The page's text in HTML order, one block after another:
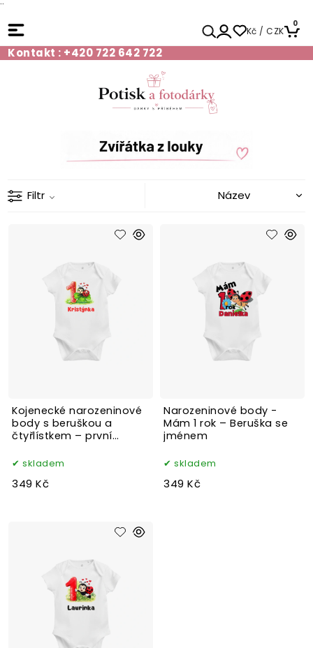
¨
Kč / CZK
0
Kontakt : +420 722 642 722
Filtr
Kojenecké narozeninové
body s beruškou a
čtyřlístkem – první
skladem
349 Kč
Narozeninové body -
Mám 1 rok – Beruška se
jménem
skladem
349 Kč